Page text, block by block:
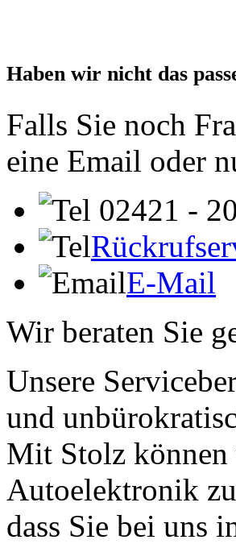
Haben wir nicht das
Falls Sie noch
eine Email oder
02421 -
E-Mail
Wir beraten Sie
Unsere
und
Mit Stolz können
Autoelektronik
dass Sie bei uns